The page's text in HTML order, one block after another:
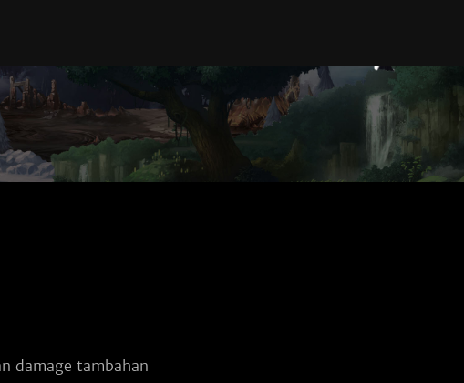
damage tambahan